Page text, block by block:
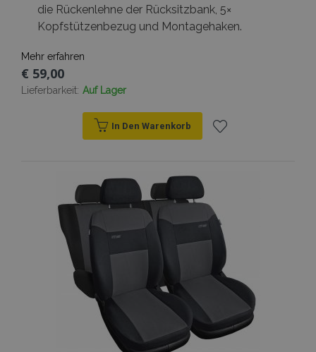
die Rückenlehne der Rücksitzbank, 5×
Kopfstützenbezug und Montagehaken.
Mehr erfahren
€ 59,00
Lieferbarkeit: Auf Lager
In Den Warenkorb
hinzufügen